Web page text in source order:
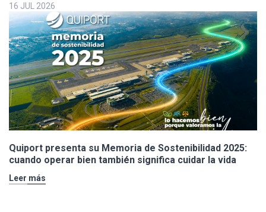
16 JUL 2026
Quiport presenta su Memoria de Sostenibilidad 2025:
cuando operar bien también significa cuidar la vida
Leer más